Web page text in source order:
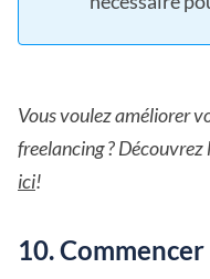
Vous voulez améliorer
freelancing ? Découvrez
ici!
10.